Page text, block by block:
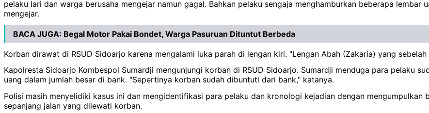
pelaku lari dan warga berusaha mengejar namun gagal. Bahkan pelaku sengaja menghamburkan beberapa
mengejar.
BACA JUGA: Begal Motor Pakai Bondet, Warga Pasuruan Dituntut Berbeda
Korban dirawat di RSUD Sidoarjo karena mengalami luka parah di lengan kiri. "Lengan Abah (Zakaria) yang
Kapolresta Sidoarjo Kombespol Sumardji mengunjungi korban di RSUD Sidoarjo. Sumardji menduga para pelaku
uang dalam jumlah besar di bank. "Sepertinya korban sudah dibuntuti dari bank," katanya.
Polisi masih menyelidiki kasus ini dan mengidentifikasi para pelaku dan kronologi kejadian dengan mengumpulkan
sepanjang jalan yang dilewati korban.